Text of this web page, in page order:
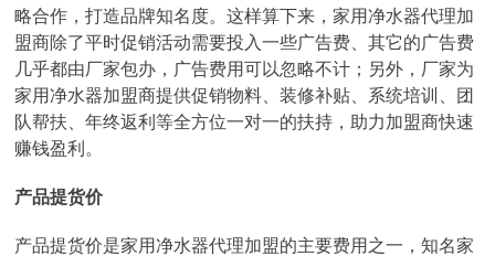
略合作，打造品牌知名度。这样算下来，家用净水器代理加
盟商除了平时促销活动需要投入一些广告费、其它的广告费
几乎都由厂家包办，广告费用可以忽略不计；另外，厂家为
家用净水器加盟商提供促销物料、装修补贴、系统培训、团
队帮扶、年终返利等全方位一对一的扶持，助力加盟商快速
赚钱盈利。
产品提货价
产品提货价是家用净水器代理加盟的主要费用之一，知名家